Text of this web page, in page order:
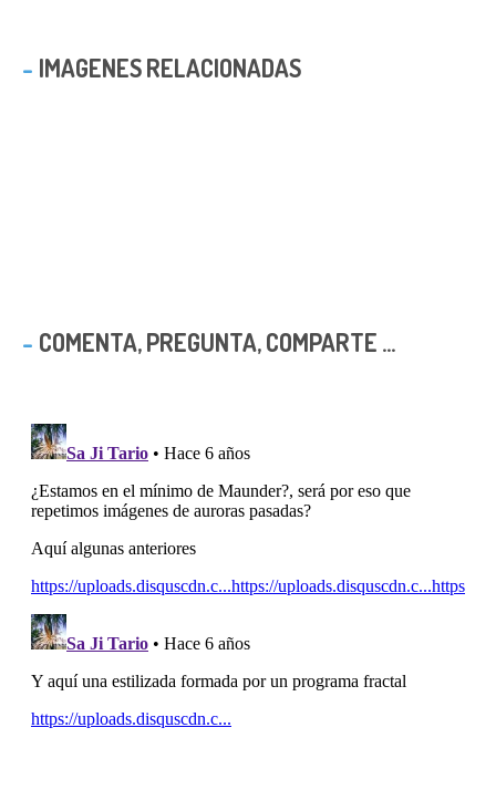
IMAGENES RELACIONADAS
COMENTA, PREGUNTA, COMPARTE ...